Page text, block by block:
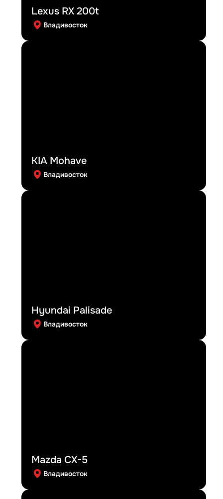
Lexus RX 200t
Владивосток
KIA Mohave
Владивосток
Hyundai Palisade
Владивосток
Mazda CX-5
Владивосток